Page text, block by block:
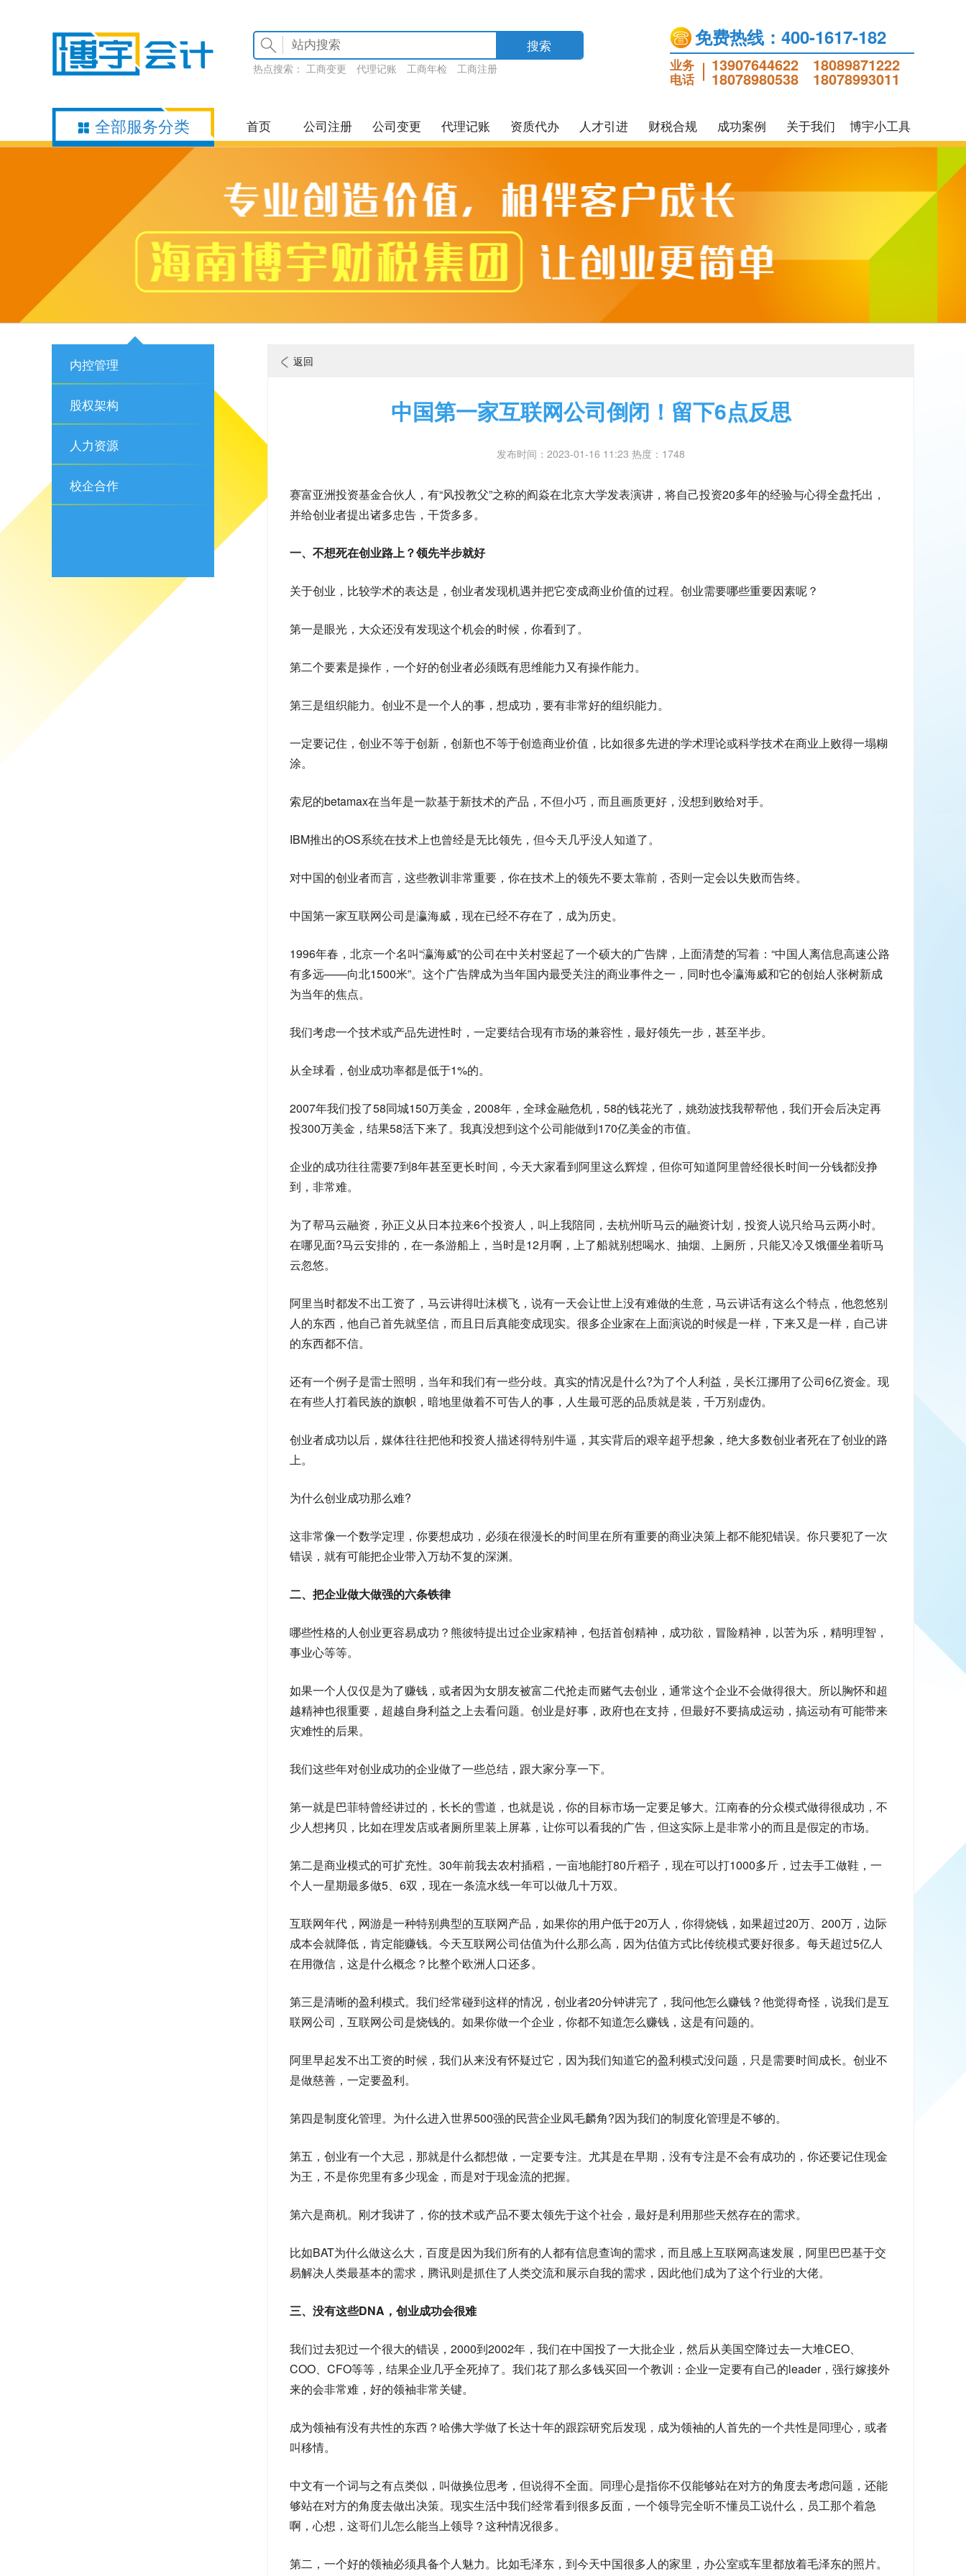
搜索
热点搜索： 工商变更 代理记账 工商年检 工商注册
免费热线：400-1617-182
业务
电话
13907644622 18089871222
18078980538 18078993011
全部服务分类 首页 公司注册 公司变更 代理记账 资质代办 人才引进 财税合规 成功案例 关于我们 博宇小工具
内控管理
股权架构
人力资源
校企合作
返回
中国第一家互联网公司倒闭！留下6点反思
发布时间：2023-01-16 11:23 热度：1748
赛富亚洲投资基金合伙人，有“风投教父”之称的阎焱在北京大学发表演讲，将自己投资20多年的经验与心得全盘托出，
并给创业者提出诸多忠告，干货多多。
一、不想死在创业路上？领先半步就好
关于创业，比较学术的表达是，创业者发现机遇并把它变成商业价值的过程。创业需要哪些重要因素呢？
第一是眼光，大众还没有发现这个机会的时候，你看到了。
第二个要素是操作，一个好的创业者必须既有思维能力又有操作能力。
第三是组织能力。创业不是一个人的事，想成功，要有非常好的组织能力。
一定要记住，创业不等于创新，创新也不等于创造商业价值，比如很多先进的学术理论或科学技术在商业上败得一塌糊
涂。
索尼的betamax在当年是一款基于新技术的产品，不但小巧，而且画质更好，没想到败给对手。
IBM推出的OS系统在技术上也曾经是无比领先，但今天几乎没人知道了。
对中国的创业者而言，这些教训非常重要，你在技术上的领先不要太靠前，否则一定会以失败而告终。
中国第一家互联网公司是瀛海威，现在已经不存在了，成为历史。
1996年春，北京一个名叫“瀛海威”的公司在中关村竖起了一个硕大的广告牌，上面清楚的写着：“中国人离信息高速公路
有多远——向北1500米”。这个广告牌成为当年国内最受关注的商业事件之一，同时也令瀛海威和它的创始人张树新成
为当年的焦点。
我们考虑一个技术或产品先进性时，一定要结合现有市场的兼容性，最好领先一步，甚至半步。
从全球看，创业成功率都是低于1%的。
2007年我们投了58同城150万美金，2008年，全球金融危机，58的钱花光了，姚劲波找我帮帮他，我们开会后决定再
投300万美金，结果58活下来了。我真没想到这个公司能做到170亿美金的市值。
企业的成功往往需要7到8年甚至更长时间，今天大家看到阿里这么辉煌，但你可知道阿里曾经很长时间一分钱都没挣
到，非常难。
为了帮马云融资，孙正义从日本拉来6个投资人，叫上我陪同，去杭州听马云的融资计划，投资人说只给马云两小时。
在哪见面?马云安排的，在一条游船上，当时是12月啊，上了船就别想喝水、抽烟、上厕所，只能又冷又饿僵坐着听马
云忽悠。
阿里当时都发不出工资了，马云讲得吐沫横飞，说有一天会让世上没有难做的生意，马云讲话有这么个特点，他忽悠别
人的东西，他自己首先就坚信，而且日后真能变成现实。很多企业家在上面演说的时候是一样，下来又是一样，自己讲
的东西都不信。
还有一个例子是雷士照明，当年和我们有一些分歧。真实的情况是什么?为了个人利益，吴长江挪用了公司6亿资金。现
在有些人打着民族的旗帜，暗地里做着不可告人的事，人生最可恶的品质就是装，千万别虚伪。
创业者成功以后，媒体往往把他和投资人描述得特别牛逼，其实背后的艰辛超乎想象，绝大多数创业者死在了创业的路
上。
为什么创业成功那么难?
这非常像一个数学定理，你要想成功，必须在很漫长的时间里在所有重要的商业决策上都不能犯错误。你只要犯了一次
错误，就有可能把企业带入万劫不复的深渊。
二、把企业做大做强的六条铁律
哪些性格的人创业更容易成功？熊彼特提出过企业家精神，包括首创精神，成功欲，冒险精神，以苦为乐，精明理智，
事业心等等。
如果一个人仅仅是为了赚钱，或者因为女朋友被富二代抢走而赌气去创业，通常这个企业不会做得很大。所以胸怀和超
越精神也很重要，超越自身利益之上去看问题。创业是好事，政府也在支持，但最好不要搞成运动，搞运动有可能带来
灾难性的后果。
我们这些年对创业成功的企业做了一些总结，跟大家分享一下。
第一就是巴菲特曾经讲过的，长长的雪道，也就是说，你的目标市场一定要足够大。江南春的分众模式做得很成功，不
少人想拷贝，比如在理发店或者厕所里装上屏幕，让你可以看我的广告，但这实际上是非常小的而且是假定的市场。
第二是商业模式的可扩充性。30年前我去农村插稻，一亩地能打80斤稻子，现在可以打1000多斤，过去手工做鞋，一
个人一星期最多做5、6双，现在一条流水线一年可以做几十万双。
互联网年代，网游是一种特别典型的互联网产品，如果你的用户低于20万人，你得烧钱，如果超过20万、200万，边际
成本会就降低，肯定能赚钱。今天互联网公司估值为什么那么高，因为估值方式比传统模式要好很多。每天超过5亿人
在用微信，这是什么概念？比整个欧洲人口还多。
第三是清晰的盈利模式。我们经常碰到这样的情况，创业者20分钟讲完了，我问他怎么赚钱？他觉得奇怪，说我们是互
联网公司，互联网公司是烧钱的。如果你做一个企业，你都不知道怎么赚钱，这是有问题的。
阿里早起发不出工资的时候，我们从来没有怀疑过它，因为我们知道它的盈利模式没问题，只是需要时间成长。创业不
是做慈善，一定要盈利。
第四是制度化管理。为什么进入世界500强的民营企业凤毛麟角?因为我们的制度化管理是不够的。
第五，创业有一个大忌，那就是什么都想做，一定要专注。尤其是在早期，没有专注是不会有成功的，你还要记住现金
为王，不是你兜里有多少现金，而是对于现金流的把握。
第六是商机。刚才我讲了，你的技术或产品不要太领先于这个社会，最好是利用那些天然存在的需求。
比如BAT为什么做这么大，百度是因为我们所有的人都有信息查询的需求，而且感上互联网高速发展，阿里巴巴基于交
易解决人类最基本的需求，腾讯则是抓住了人类交流和展示自我的需求，因此他们成为了这个行业的大佬。
三、没有这些DNA，创业成功会很难
我们过去犯过一个很大的错误，2000到2002年，我们在中国投了一大批企业，然后从美国空降过去一大堆CEO、
COO、CFO等等，结果企业几乎全死掉了。我们花了那么多钱买回一个教训：企业一定要有自己的leader，强行嫁接外
来的会非常难，好的领袖非常关键。
成为领袖有没有共性的东西？哈佛大学做了长达十年的跟踪研究后发现，成为领袖的人首先的一个共性是同理心，或者
叫移情。
中文有一个词与之有点类似，叫做换位思考，但说得不全面。同理心是指你不仅能够站在对方的角度去考虑问题，还能
够站在对方的角度去做出决策。现实生活中我们经常看到很多反面，一个领导完全听不懂员工说什么，员工那个着急
啊，心想，这哥们儿怎么能当上领导？这种情况很多。
第二，一个好的领袖必须具备个人魅力。比如毛泽东，到今天中国很多人的家里，办公室或车里都放着毛泽东的照片。